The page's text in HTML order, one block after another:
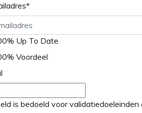
*
Up To Date
Voordeel
is bedoeld voor validatiedoeleinden